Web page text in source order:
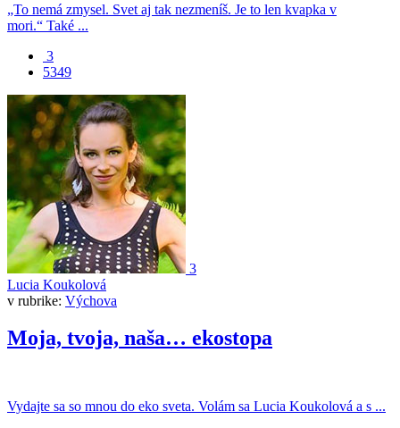
„To nemá zmysel. Svet aj tak nezmeníš. Je to len kvapka v
mori.“ Také ...
3
5349
3
Lucia Koukolová
v rubrike: Výchova
Moja, tvoja, naša… ekostopa
Vydajte sa so mnou do eko sveta. Volám sa Lucia Koukolová a s ...